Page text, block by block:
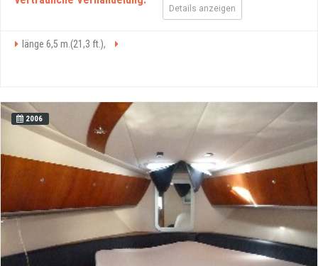
Details anzeigen
länge 6,5 m.(21,3 ft.),
2006